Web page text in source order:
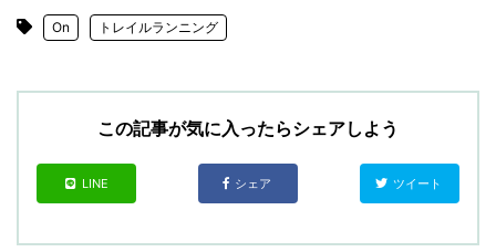
On トレイルランニング
この記事が気に入ったらシェアしよう
LINE シェア ツイート